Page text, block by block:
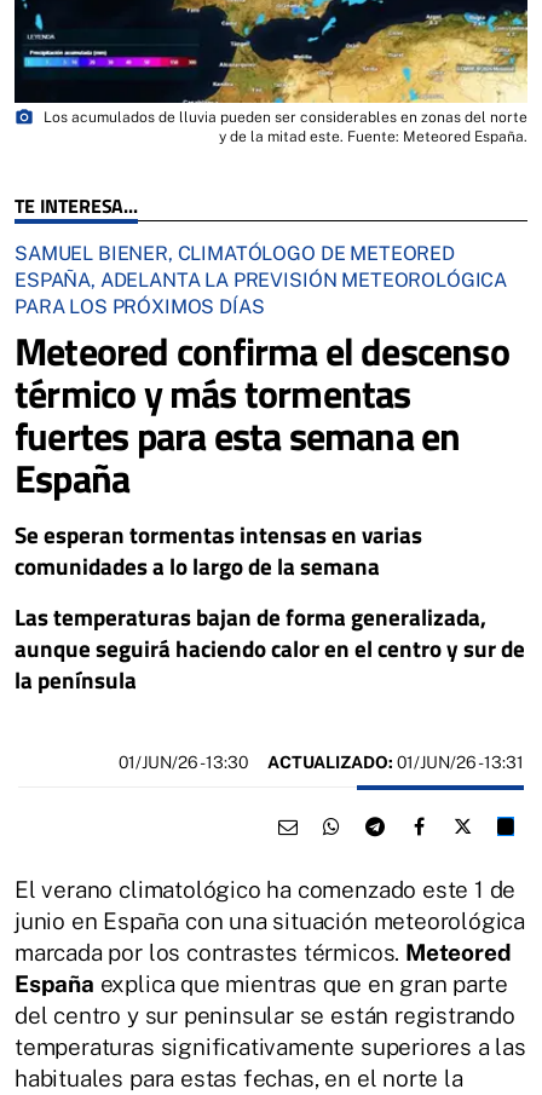
TE INTERESA...
SAMUEL BIENER, CLIMATÓLOGO DE METEORED
ESPAÑA, ADELANTA LA PREVISIÓN METEOROLÓGICA
PARA LOS PRÓXIMOS DÍAS
Meteored confirma el descenso
térmico y más tormentas
fuertes para esta semana en
España
Se esperan tormentas intensas en varias
comunidades a lo largo de la semana
Las temperaturas bajan de forma generalizada,
aunque seguirá haciendo calor en el centro y sur de
la península
photo_camera
Los acumulados de lluvia pueden ser considerables en zonas del norte
y de la mitad este. Fuente: Meteored España.
01/JUN/26- 13:30 ACTUALIZADO: 01/JUN/26 - 13:31
El verano climatológico ha comenzado este 1 de
junio en España con una situación meteorológica
marcada por los contrastes térmicos. Meteored
España explica que mientras que en gran parte
del centro y sur peninsular se están registrando
temperaturas significativamente superiores a las
habituales para estas fechas, en el norte la